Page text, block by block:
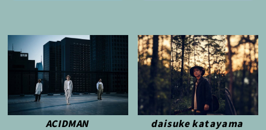
ACIDMAN daisuke katayama